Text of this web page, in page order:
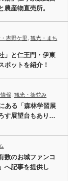
農産物直売所。
吉野ケ里 観光・まち
」と仁王門・伊東
ポットを紹介！
報 観光・街並み
ある「森林学習展
す展望台もあり…
数のお城ファンコ
へ記事を提供し